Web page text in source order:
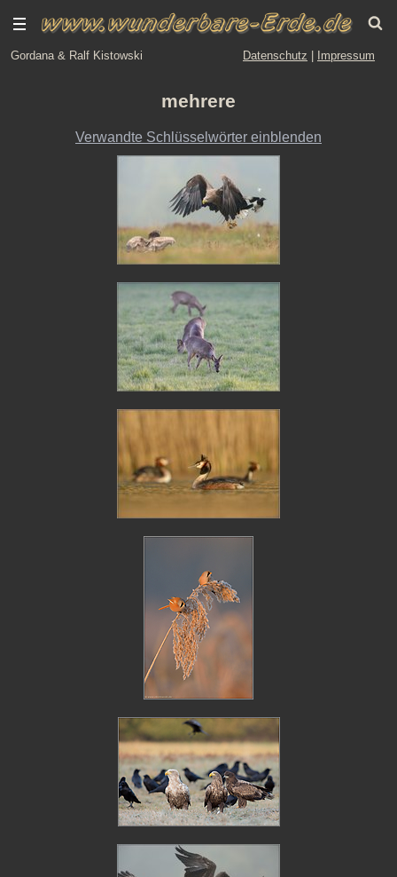
Gordana & Ralf Kistowski Datenschutz Impressum
mehrere
Verwandte Schlüsselwörter einblenden